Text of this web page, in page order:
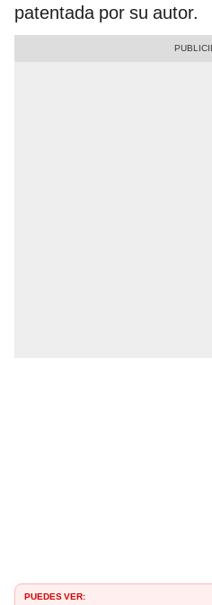
patentada por su autor.
PUEDES VER: